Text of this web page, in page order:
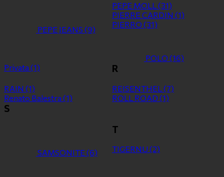
PEPE JEANS (9)
PEPE MOLL(31)
PIERRE CARDIN (1)
PIERRO (31)
POLO (16)
Privata (1) R
RAIN (1) REISENTHEL(7)
Renato Balestra (1) ROLL ROAD (1)
S
SAMSONITE (6)
T
TIGERNU (2)